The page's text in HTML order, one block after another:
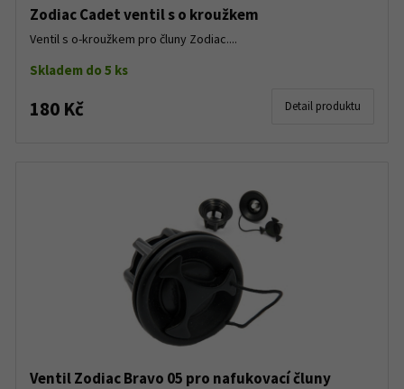
Zodiac Cadet ventil s o kroužkem
Ventil s o-kroužkem pro čluny Zodiac....
Skladem do 5 ks
180 Kč Detail produktu
Ventil Zodiac Bravo 05 pro nafukovací čluny